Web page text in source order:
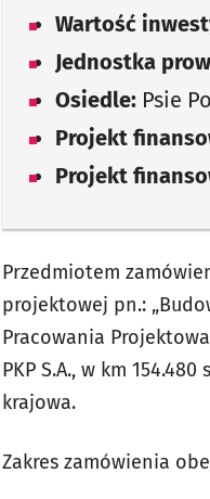
Wartość
Jednostka
Osiedle: Psie
Projekt
Projekt
Przedmiotem
projektowej pn.:
Pracowania
PKP S.A., w km
krajowa.
Zakres zamówienia